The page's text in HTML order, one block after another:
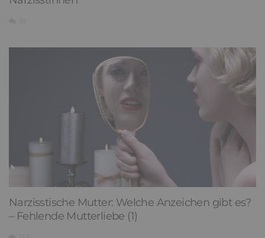
Narzisstische Mutter: Welche Anzeichen gibt es?
– Fehlende Mutterliebe (1)